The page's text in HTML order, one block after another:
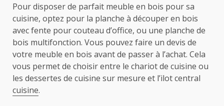
Pour disposer de parfait meuble en bois pour sa
cuisine, optez pour la planche à découper en bois
avec fente pour couteau d’office, ou une planche de
bois multifonction. Vous pouvez faire un devis de
votre meuble en bois avant de passer à l’achat. Cela
vous permet de choisir entre le chariot de cuisine ou
les dessertes de cuisine sur mesure et l’ilot central
cuisine.